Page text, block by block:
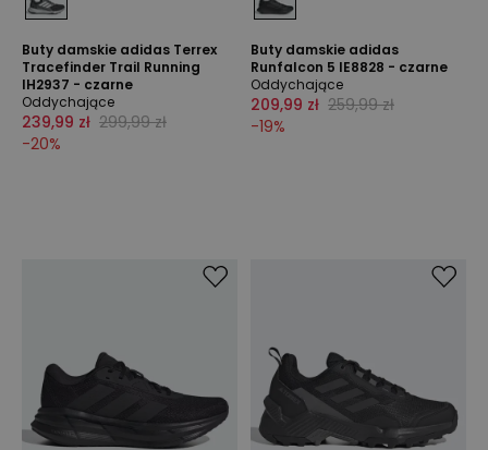
Buty damskie adidas Terrex
Tracefinder Trail Running
IH2937 - czarne
Oddychające
239,99 zł 299,99 zł
-20%
Buty damskie adidas
Runfalcon 5 IE8828 - czarne
Oddychające
209,99 zł 259,99 zł
-19%